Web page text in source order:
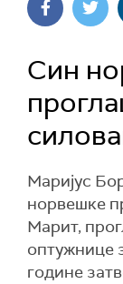
Син
Маријус
норвешке
Марит,
оптужнице
године